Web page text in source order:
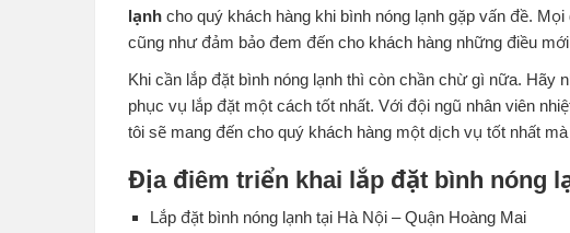
lạnh cho quý khách hàng khi bình nóng lạnh gặp vấn đề.
cũng như đảm bảo đem đến cho khách hàng những điều
Khi cần lắp đặt bình nóng lạnh thì còn chần chừ gì nữa. Hãy
phục vụ lắp đặt một cách tốt nhất. Với đội ngũ nhân viên
tôi sẽ mang đến cho quý khách hàng một dịch vụ tốt nhất
Địa điêm triển khai lắp đặt bình nóng
Lắp đặt bình nóng lạnh tại Hà Nội – Quận Hoàng Mai